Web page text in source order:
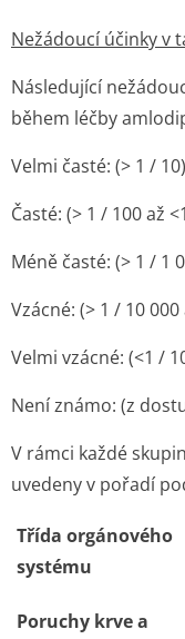
Nežádoucí účinky v
Následující
během léčby
Velmi časté: (> 1 / 10)
Časté: (> 1 / 100 až
Méně časté: (> 1 / 1
Vzácné: (> 1 / 10
Velmi vzácné: (<1 /
Není známo: (z
V rámci každé
uvedeny v pořadí
Třída orgánového
systému
Poruchy krve a